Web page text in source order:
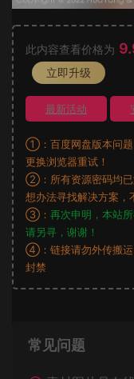
此内容查看价格为
立即升级
最新活动
①：百度网盘版本问题
更换浏览器重试！
②：所有资源密码均已
想办法寻找解决方案，
③： 再次申明，本站
请另寻，谢谢！
④：链接请勿外传搬运
封禁
常见问题